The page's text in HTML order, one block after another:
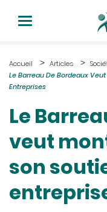
Accueil Articles
Le Barreau De Bordeaux
Entreprises
Le
veut
son